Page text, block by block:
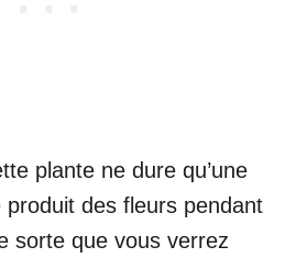
plante ne dure qu’une
produit des fleurs pendant
sorte que vous verrez